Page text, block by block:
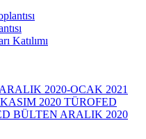
Katılımı
2020-OCAK 2021
2020 TÜROFED
BÜLTEN ARALIK 2020